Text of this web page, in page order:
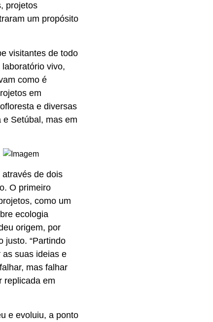
projetos
um propósito
visitantes de todo
vivo,
como é
em
e diversas
Setúbal, mas em
de dois
O primeiro
como um
ecologia
origem, por
justo. “Partindo
suas ideias e
mas falhar
replicada em
e evoluiu, a ponto